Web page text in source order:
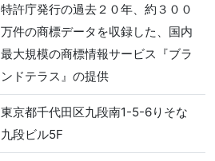
特許庁発行の過去２０年、約３００
万件の商標データを収録した、国内
最大規模の商標情報サービス『ブラ
ンドテラス』の提供
東京都千代田区九段南1-5-6りそな
九段ビル5F